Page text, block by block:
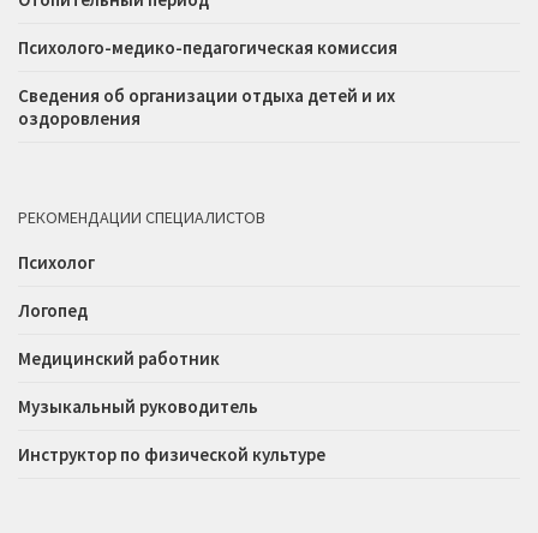
Психолого-медико-педагогическая комиссия
Сведения об организации отдыха детей и их
оздоровления
РЕКОМЕНДАЦИИ СПЕЦИАЛИСТОВ
Психолог
Логопед
Медицинский работник
Музыкальный руководитель
Инструктор по физической культуре